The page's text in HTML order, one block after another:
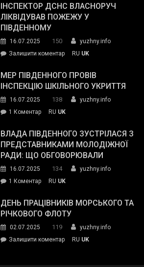
провів
нараду
силових
та
органів:
«Наш
спільний
окупанти.
Маємо
діяти
команда
ІНСПЕКТОР ДСНС ВЛАСНОРУЧ
ЛІКВІДУВАВ ПОЖЕЖУ У
ПІВДЕННОМУ
16.07.2025 150
yuzhny.info
Залишити коментарon
ДСНС
власноруч
пожежу
у
RU UK
МЕР ПІВДЕННОГО ПРОВІВ
ІНСПЕКЦІЮ ШКІЛЬНОГО УКРИТТЯ
16.07.2025 138
yuzhny.info
1 Коментардо
Південного
провів
інспекцію
укриття
RU UK
ВЛАДА ПІВДЕННОГО ЗУСТРІЛАСЯ З
ПРЕДСТАВНИКАМИ МОЛОДІЖНОЇ
РАДИ: ЩО ОБГОВОРЮВАЛИ
16.07.2025 134
yuzhny.info
1 Коментардо
Південного
зустрілася
представниками
молодіжної
RU UK
ДЕНЬ ПРАЦІВНИКІВ МОРСЬКОГО ТА
РІЧКОВОГО ФЛОТУ
02.07.2025 119
yuzhny.info
Залишити коментарon
RU UK